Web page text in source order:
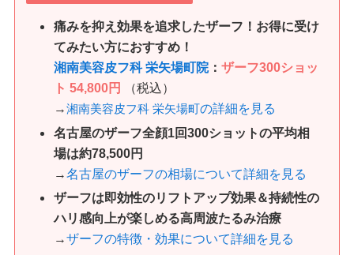
痛みを抑え効果を追求したザーフ！お得に受け
てみたい方におすすめ！
湘南美容皮フ科 栄矢場町院：ザーフ300ショッ
ト 54,800円
（税込）
→湘南美容皮フ科 栄矢場町の詳細を見る
名古屋のザーフ全顔1回300ショットの平均相
場は約78,500円
→名古屋のザーフの相場について詳細を見る
ザーフは即効性のリフトアップ効果＆持続性の
ハリ感向上が楽しめる高周波たるみ治療
→ザーフの特徴・効果について詳細を見る